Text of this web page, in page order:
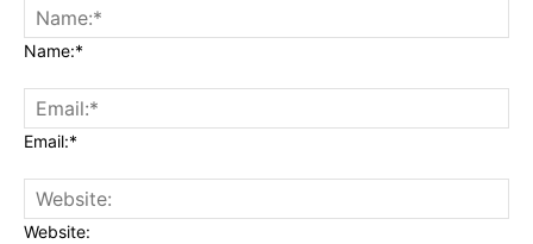
Name:*
Email:*
Website: